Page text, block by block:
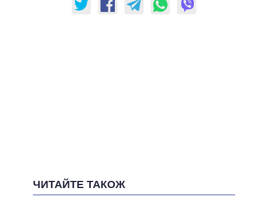
ЧИТАЙТЕ ТАКОЖ